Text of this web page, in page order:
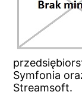
Symfonia
Streamsoft.